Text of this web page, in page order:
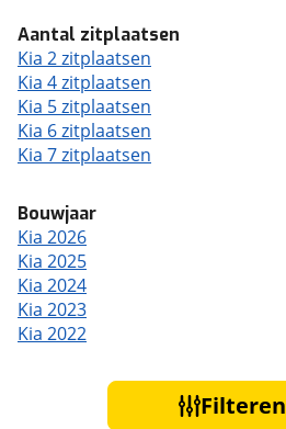
Aantal zitplaatsen
Kia 2 zitplaatsen
Kia 4 zitplaatsen
Kia 5 zitplaatsen
Kia 6 zitplaatsen
Kia 7 zitplaatsen
Bouwjaar
Kia 2026
Kia 2025
Kia 2024
Kia 2023
Kia 2022
Filteren